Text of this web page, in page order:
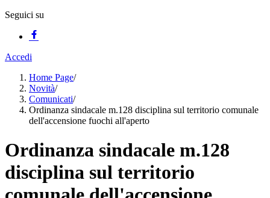
Seguici su
Accedi
Home Page/
Novità/
Comunicati/
Ordinanza sindacale m.128 disciplina sul territorio comunale
dell'accensione fuochi all'aperto
Ordinanza sindacale m.128
disciplina sul territorio